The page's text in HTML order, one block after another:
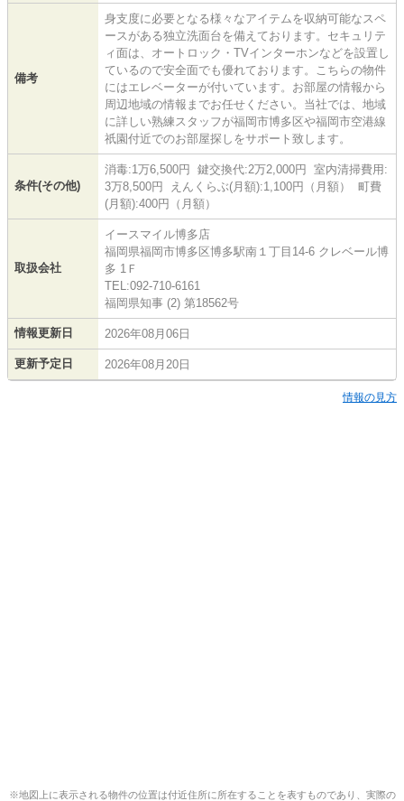
備考
身支度に必要となる様々なアイテムを収納可能なスペ
ースがある独立洗面台を備えております。セキュリテ
ィ面は、オートロック・TVインターホンなどを設置し
ているので安全面でも優れております。こちらの物件
にはエレベーターが付いています。お部屋の情報から
周辺地域の情報までお任せください。当社では、地域
に詳しい熟練スタッフが福岡市博多区や福岡市空港線
祇園付近でのお部屋探しをサポート致します。
条件(その他)
消毒:1万6,500円 鍵交換代:2万2,000円 室内清掃費用:
3万8,500円 えんくらぶ(月額):1,100円（月額） 町費
(月額):400円（月額）
取扱会社
イースマイル博多店
福岡県福岡市博多区博多駅南１丁目14-6 クレベール博
多 1Ｆ
TEL:092-710-6161
福岡県知事 (2) 第18562号
情報更新日 2026年08月06日
更新予定日 2026年08月20日
情報の見方
※地図上に表示される物件の位置は付近住所に所在することを表すものであり、実際の